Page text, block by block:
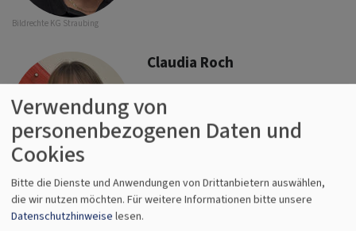
Bildrechte KG Straubing
Bildrechte KG Straubing
Claudia Roch
(Ehrenamtliche)
melde Dich unter
rochclaudia@gmx.de
Verwendung von
personenbezogenen Daten und
Cookies
Bitte die Dienste und Anwendungen von Drittanbietern auswählen,
die wir nutzen möchten. Für weitere Informationen bitte unsere
Datenschutzhinweise lesen.